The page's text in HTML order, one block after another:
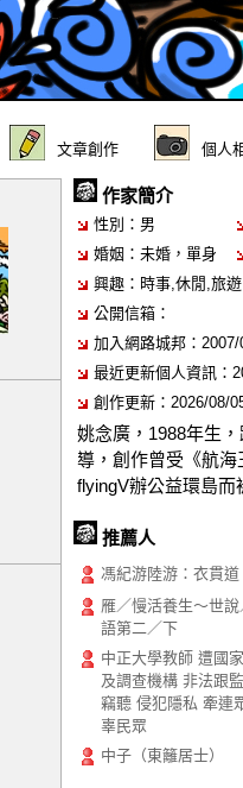
文章創作 個人
作家簡介
性別：男
婚姻：未婚，單身
興趣：時事,休閒,旅
公開信箱：
加入網路城邦：
最近更新個人資訊：
創作更新：2026/08/
姚念廣，1988年生
導，創作曾受《航
flyingV辦公益環島
推薦人
馮紀游陸游：衣貫道
雁／慢活養生～世說
語第二／下
中正大學教師 遭國
及調查機構 非法跟
竊聽 侵犯隱私 牽連
辜民眾
中子（東籬居士）